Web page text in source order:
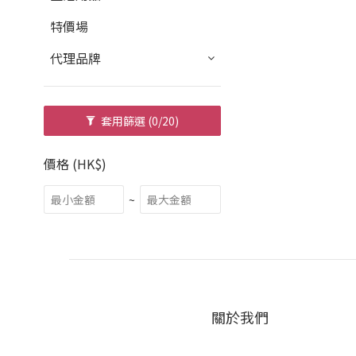
特價場
代理品牌
套用篩選 (0/20)
價格 (HK$)
~
關於我們